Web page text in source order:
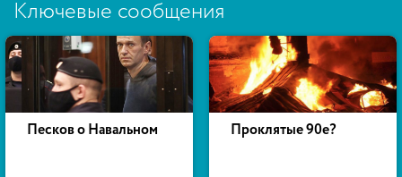
Ключевые сообщения
Песков о Навальном Проклятые 90е?